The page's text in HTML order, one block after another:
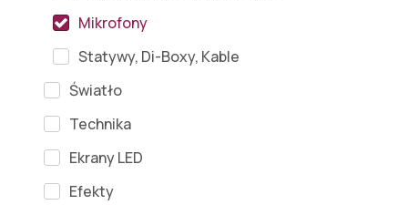
Mikrofony
Statywy, Di-Boxy, Kable
Światło
Technika
Ekrany LED
Efekty